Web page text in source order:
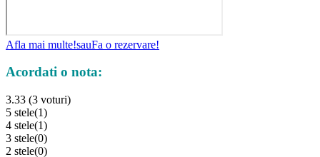
Afla mai multe!sauFa o rezervare!
Acordati o nota:
3.33 (3 voturi)
5 stele(1)
4 stele(1)
3 stele(0)
2 stele(0)